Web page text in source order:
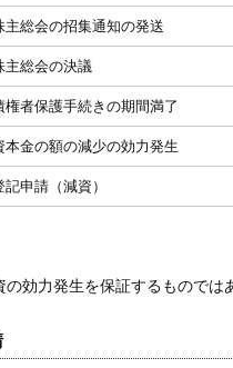
主総会の招集通知の発送
主総会の決議
権者保護手続きの期間満了
本金の額の減少の効力発生
記申請（減資）
効力発生を保証するものでは